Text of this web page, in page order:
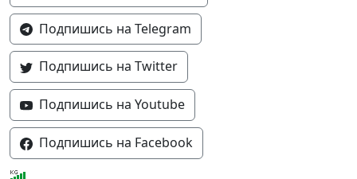
Подпишись на Telegram
Подпишись на Twitter
Подпишись на Youtube
Подпишись на Facebook